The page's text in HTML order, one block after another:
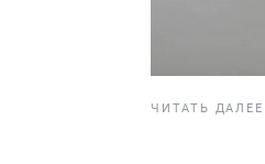
ЧИТАТЬ ДАЛЕЕ